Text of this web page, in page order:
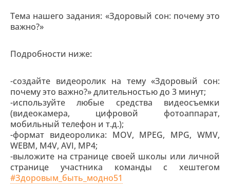
Тема нашего задания: «Здоровый сон: почему это
важно?»
Подробности ниже:
-создайте видеоролик на тему «Здоровый сон:
почему это важно?» длительностью до 3 минут;
-используйте любые средства видеосъемки
(видеокамера, цифровой фотоаппарат,
мобильный телефон и т.д.);
-формат видеоролика: MOV, MPEG, MPG, WMV,
WEBM, M4V, AVI, MP4;
-выложите на странице своей школы или личной
странице участника команды с хештегом
#Здоровым_быть_модно51